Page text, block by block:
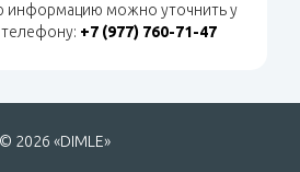
информацию можно уточнить у
+7 (977) 760-71-47
© 2026 «DIMLE»